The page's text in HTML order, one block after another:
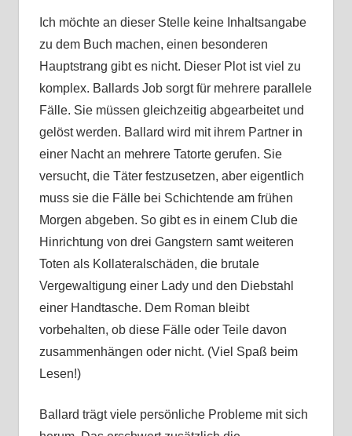
Ich möchte an dieser Stelle keine Inhaltsangabe
zu dem Buch machen, einen besonderen
Hauptstrang gibt es nicht. Dieser Plot ist viel zu
komplex. Ballards Job sorgt für mehrere parallele
Fälle. Sie müssen gleichzeitig abgearbeitet und
gelöst werden. Ballard wird mit ihrem Partner in
einer Nacht an mehrere Tatorte gerufen. Sie
versucht, die Täter festzusetzen, aber eigentlich
muss sie die Fälle bei Schichtende am frühen
Morgen abgeben. So gibt es in einem Club die
Hinrichtung von drei Gangstern samt weiteren
Toten als Kollateralschäden, die brutale
Vergewaltigung einer Lady und den Diebstahl
einer Handtasche. Dem Roman bleibt
vorbehalten, ob diese Fälle oder Teile davon
zusammenhängen oder nicht. (Viel Spaß beim
Lesen!)
Ballard trägt viele persönliche Probleme mit sich